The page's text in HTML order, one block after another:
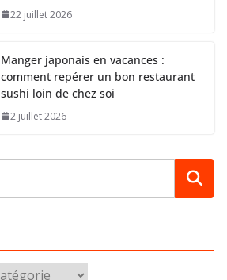
22 juillet 2026
Manger japonais en vacances :
comment repérer un bon restaurant
sushi loin de chez soi
2 juillet 2026